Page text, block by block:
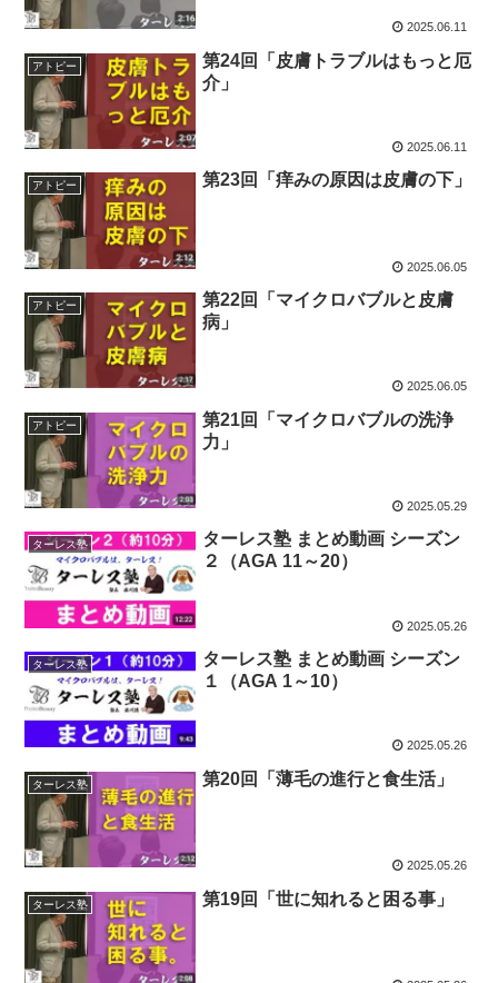
2025.06.11
アトピー
第24回「皮膚トラブルはもっと厄
介」
2025.06.11
アトピー 第23回「痒みの原因は皮膚の下」
2025.06.05
アトピー
第22回「マイクロバブルと皮膚
病」
2025.06.05
アトピー
第21回「マイクロバブルの洗浄
力」
2025.05.29
ターレス塾
ターレス塾 まとめ動画 シーズン
２（AGA 11～20）
2025.05.26
ターレス塾
ターレス塾 まとめ動画 シーズン
１（AGA 1～10）
2025.05.26
ターレス塾 第20回「薄毛の進行と食生活」
2025.05.26
ターレス塾 第19回「世に知れると困る事」